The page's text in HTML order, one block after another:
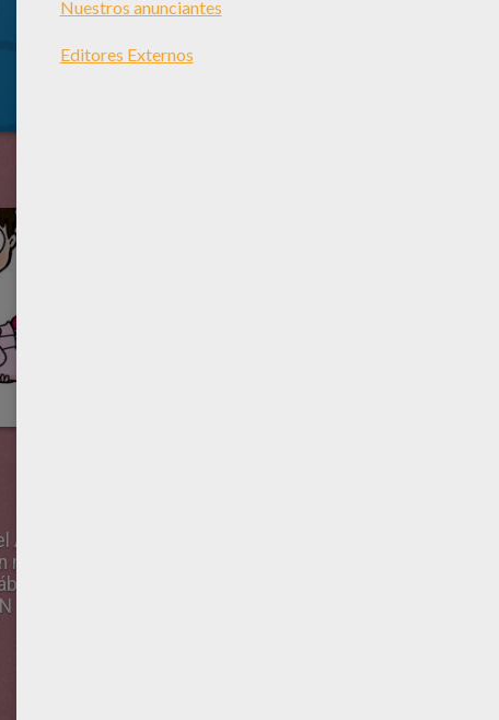
Amor que forma parte de los dibujos más descargados
dibujos de la categoría SAN VALENTIN dibujos
para colorear, y guárdalo a tu ordenador. ¡Ahorra
dibujos para imprimir